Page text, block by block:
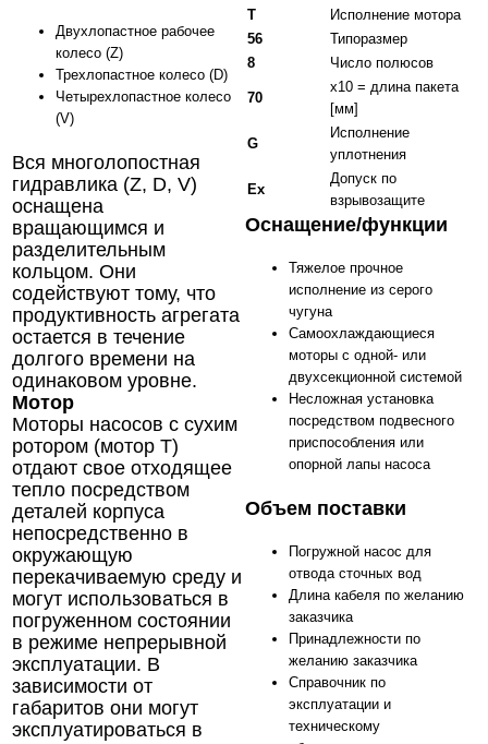
Двухлопастное рабочее
колесо (Z)
Трехлопастное колесо (D)
Четырехлопастное колесо
(V)
Вся многолопостная
гидравлика (Z, D, V)
оснащена
вращающимся и
разделительным
кольцом. Они
содействуют тому, что
продуктивность агрегата
остается в течение
долгого времени на
одинаковом уровне.
Мотор
Моторы насосов с сухим
ротором (мотор T)
отдают свое отходящее
тепло посредством
деталей корпуса
непосредственно в
окружающую
перекачиваемую среду и
могут использоваться в
погруженном состоянии
в режиме непрерывной
эксплуатации. В
зависимости от
габаритов они могут
эксплуатироваться в
T
Исполнение мотора
56
Типоразмер
8
Число полюсов
70
x10 = длина пакета
[мм]
G
Исполнение
уплотнения
Ex
Допуск по
взрывозащите
Оснащение/функции
Тяжелое прочное
исполнение из серого
чугуна
Самоохлаждающиеся
моторы с одной- или
двухсекционной системой
Несложная установка
посредством подвесного
приспособления или
опорной лапы насоса
Объем поставки
Погружной насос для
отвода сточных вод
Длина кабеля по желанию
заказчика
Принадлежности по
желанию заказчика
Справочник по
эксплуатации и
техническому